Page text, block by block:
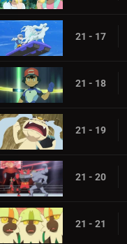
21 - 17
21 - 18
21 - 19
21 - 20
21 - 21